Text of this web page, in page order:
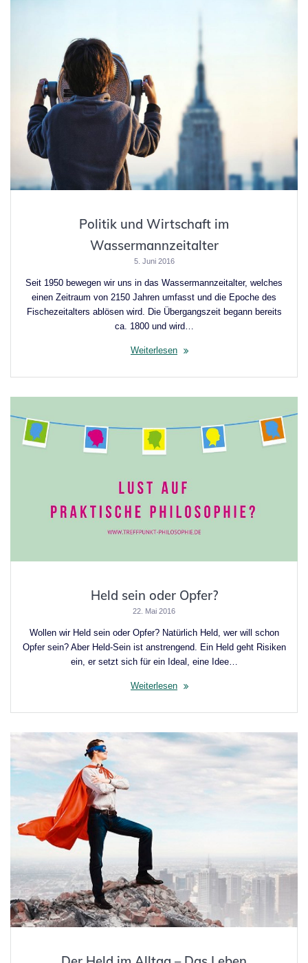
Politik und Wirtschaft im
Wassermannzeitalter
5. Juni 2016
Seit 1950 bewegen wir uns in das Wassermannzeitalter, welches
einen Zeitraum von 2150 Jahren umfasst und die Epoche des
Fischezeitalters ablösen wird. Die Übergangszeit begann bereits
ca. 1800 und wird…
Weiterlesen
Held sein oder Opfer?
22. Mai 2016
Wollen wir Held sein oder Opfer? Natürlich Held, wer will schon
Opfer sein? Aber Held-Sein ist anstrengend. Ein Held geht Risiken
ein, er setzt sich für ein Ideal, eine Idee…
Weiterlesen